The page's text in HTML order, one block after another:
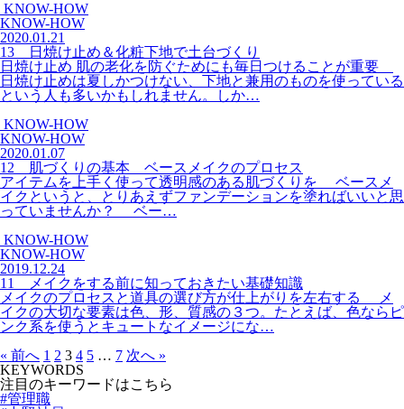
KNOW-HOW
KNOW-HOW
2020.01.21
13 日焼け止め＆化粧下地で土台づくり
日焼け止め 肌の老化を防ぐためにも毎日つけることが重要
日焼け止めは夏しかつけない、下地と兼用のものを使っている
という人も多いかもしれません。しか…
KNOW-HOW
KNOW-HOW
2020.01.07
12 肌づくりの基本 ベースメイクのプロセス
アイテムを上手く使って透明感のある肌づくりを ベースメ
イクというと、とりあえずファンデーションを塗ればいいと思
っていませんか？ ベー…
KNOW-HOW
KNOW-HOW
2019.12.24
11 メイクをする前に知っておきたい基礎知識
メイクのプロセスと道具の選び方が仕上がりを左右する メ
イクの大切な要素は色、形、質感の３つ。たとえば、色ならピ
ンク系を使うとキュートなイメージにな…
« 前へ 1 2 3 4 5 … 7 次へ »
KEYWORDS
注目のキーワードはこちら
#管理職